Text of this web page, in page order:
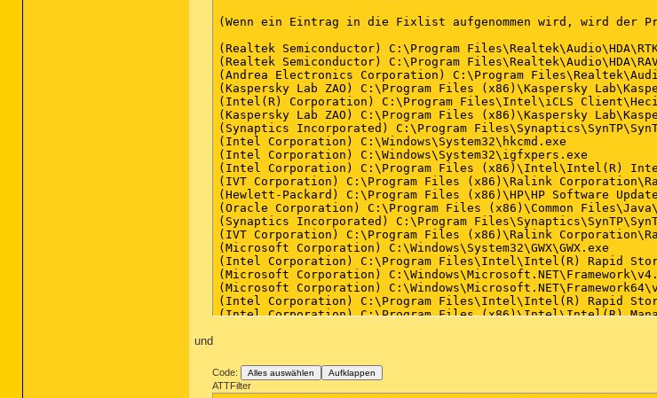
und
Code: Alles auswählen Aufklappen
ATTFilter